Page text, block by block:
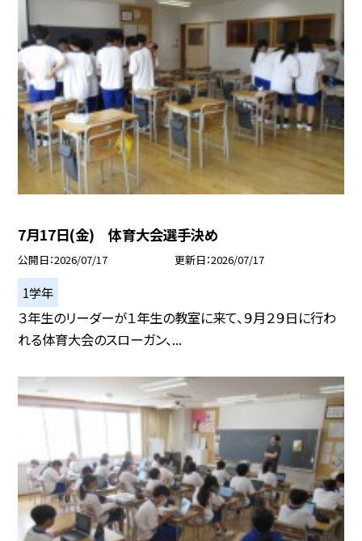
7月17日(金) 体育大会選手決め
公開日 2026/07/17 更新日 2026/07/17
1学年
３年生のリーダーが１年生の教室に来て、９月２９日に行わ
れる体育大会のスローガン、...